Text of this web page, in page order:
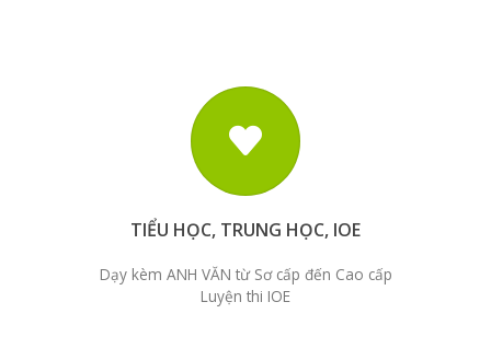
TIỂU HỌC, TRUNG HỌC, IOE
Dạy kèm ANH VĂN từ Sơ cấp đến Cao cấp
Luyện thi IOE